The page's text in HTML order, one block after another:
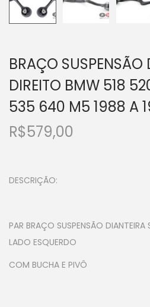
BRAÇO SUSPENSÃO
DIREITO BMW 518
535 640 M5 1988 A
R$579,00
DESCRIÇÃO:
PAR BRAÇO SUSPENSÃO DIANTEIRA
LADO ESQUERDO
COM BUCHA E PIVÔ